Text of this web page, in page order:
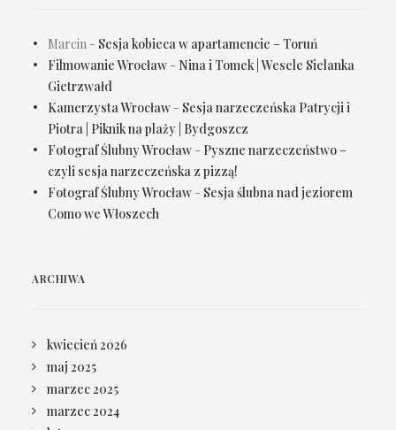
Marcin - Sesja kobieca w apartamencie – Toruń
Filmowanie Wrocław - Nina i Tomek | Wesele Sielanka
Gietrzwałd
Kamerzysta Wrocław - Sesja narzeczeńska Patrycji i
Piotra | Piknik na plaży | Bydgoszcz
Fotograf Ślubny Wrocław - Pyszne narzeczeństwo –
czyli sesja narzeczeńska z pizzą!
Fotograf Ślubny Wrocław - Sesja ślubna nad jeziorem
Como we Włoszech
ARCHIWA
kwiecień 2026
maj 2025
marzec 2025
marzec 2024